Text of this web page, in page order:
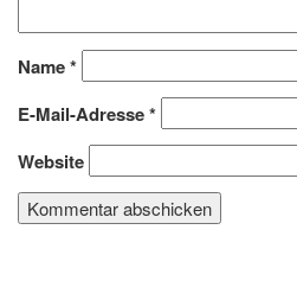
Name*
E-Mail-Adresse*
Website